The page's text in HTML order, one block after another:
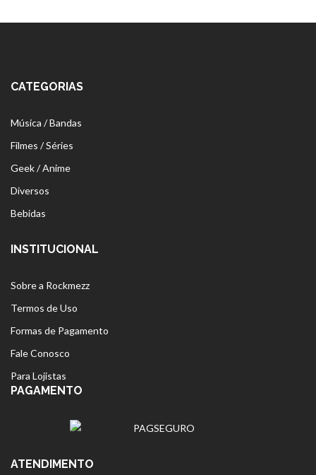
CATEGORIAS
Música / Bandas
Filmes / Séries
Geek / Anime
Diversos
Bebidas
INSTITUCIONAL
Sobre a Rockmezz
Termos de Uso
Formas de Pagamento
Fale Conosco
Para Lojistas
PAGAMENTO
ATENDIMENTO